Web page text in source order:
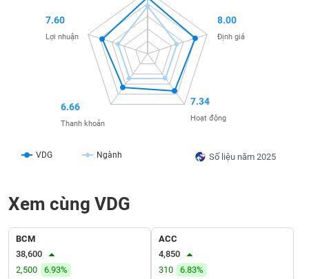
Số liệu năm 2025
VDG Ngành
8.00
Định giá
7.34
Hoạt động
6.66
Thanh khoản
7.60
Lợi nhuận
Xem cùng VDG
BCM
38,600
2,500
6.93%
ACC
4,850
310
6.83%
CHĂM
CHÍNH
NGHỆ
THÔNG